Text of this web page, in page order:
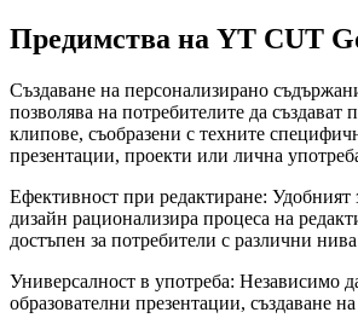
Предимства на YT CUT
Създаване на персонализирано
позволява на потребителите да създават
клипове, съобразени с техните
презентации, проекти или лична
Ефективност при редактиране: Удобният
дизайн рационализира процеса на
достъпен за потребители с различни
Универсалност в употреба: Независимо
образователни презентации, създаване